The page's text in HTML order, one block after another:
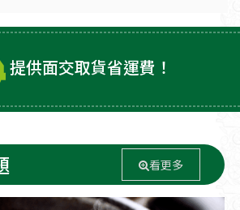
提供面交取貨省運費！
看更多